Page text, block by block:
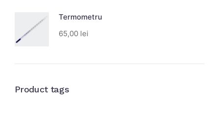
Termometru
65,00 lei
Product tags